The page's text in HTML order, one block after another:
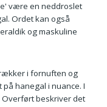
være en neddroslet
Ordet kan også
og maskuline
i fornuften og
hanegal i nuance. I
beskriver det